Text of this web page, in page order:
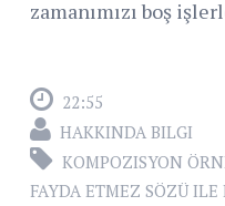
zamanımızı boş
22:55
HAKKINDA BILGI
KOMPOZISYON
FAYDA ETMEZ SÖZÜ